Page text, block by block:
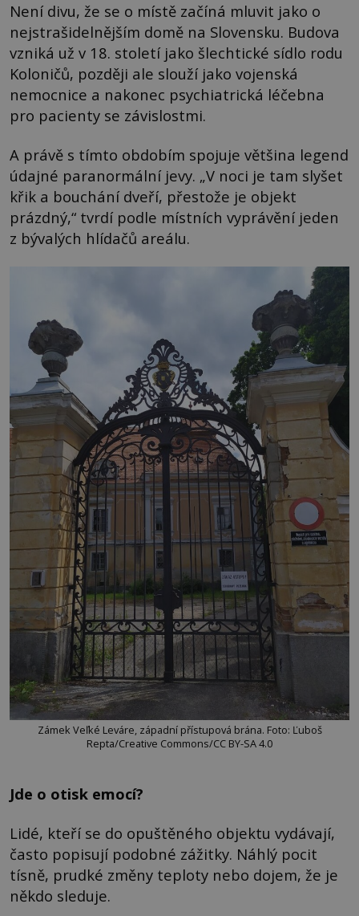
Není divu, že se o místě začíná mluvit jako o
nejstrašidelnějším domě na Slovensku. Budova
vzniká už v 18. století jako šlechtické sídlo rodu
Koloničů, později ale slouží jako vojenská
nemocnice a nakonec psychiatrická léčebna
pro pacienty se závislostmi.
A právě s tímto obdobím spojuje většina legend
údajné paranormální jevy. „V noci je tam slyšet
křik a bouchání dveří, přestože je objekt
prázdný,“ tvrdí podle místních vyprávění jeden
z bývalých hlídačů areálu.
Zámek Veľké Leváre, západní přístupová brána. Foto: Ľuboš
Repta/Creative Commons/CC BY-SA 4.0
Jde o otisk emocí?
Lidé, kteří se do opuštěného objektu vydávají,
často popisují podobné zážitky. Náhlý pocit
tísně, prudké změny teploty nebo dojem, že je
někdo sleduje.